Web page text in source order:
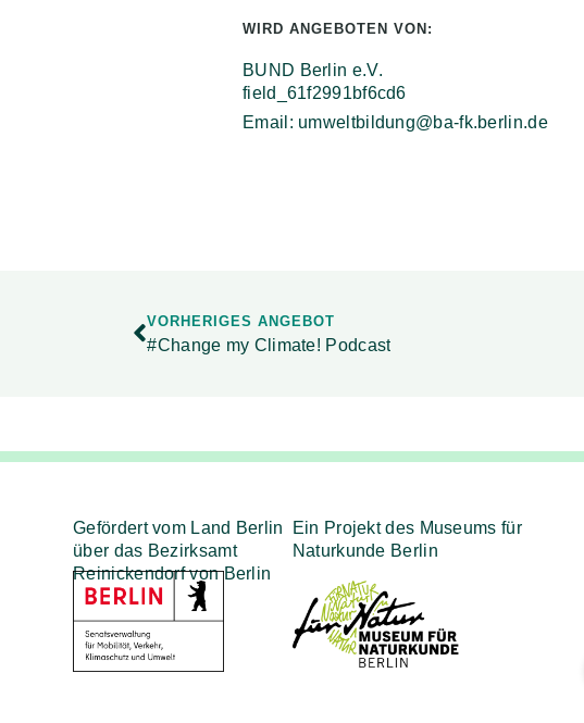
WIRD ANGEBOTEN VON:
BUND Berlin e.V.
field_61f2991bf6cd6
Email: umweltbildung@ba-fk.berlin.de
VORHERIGES ANGEBOT
#Change my Climate! Podcast
Gefördert vom Land Berlin
über das Bezirksamt
Reinickendorf von Berlin
Ein Projekt des Museums für
Naturkunde Berlin